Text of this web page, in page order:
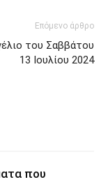
Επόμενο άρθρο
του Σαββάτου
13 Ιουλίου 2024
που